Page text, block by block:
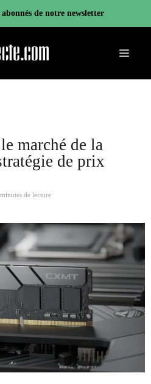
de notre newsletter
Menu
marché de la
de prix
de lecture